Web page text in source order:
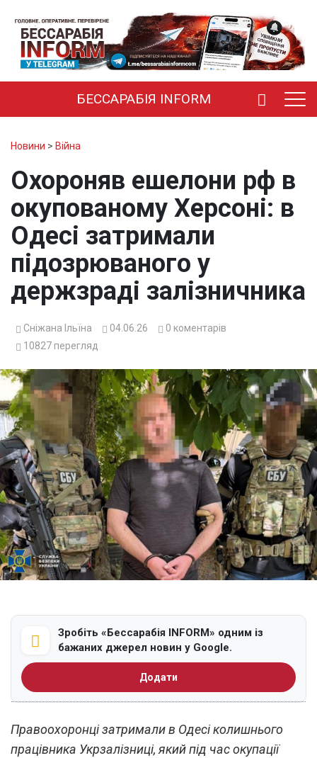
БЕССАРАБІЯ INFORM
Новини > Війна
Охороняв ешелони рф в
окупованому Херсоні: в
Одесі затримали
підозрюваного у
держзраді залізничника
Сніжана Ільїна 04.06.26 0 коментарів
10827 перегляд
Зробіть «Бессарабія INFORM» одним із
бажаних джерел новин у Google.
Додати
Правоохоронці затримали в Одесі колишнього
працівника Укрзалізниці, який під час окупації